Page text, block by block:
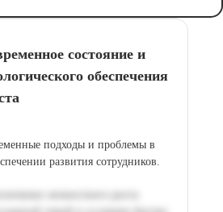
состояние и
обеспечения
подходы и проблемы в
развития сотрудников.